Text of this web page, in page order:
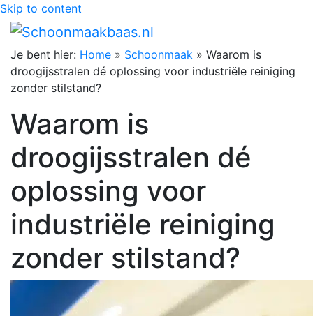
Skip to content
Je bent hier: Home » Schoonmaak » Waarom is
droogijsstralen dé oplossing voor industriële reiniging
zonder stilstand?
Waarom is
droogijsstralen dé
oplossing voor
industriële reiniging
zonder stilstand?